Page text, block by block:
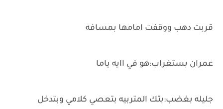
قربت دهب ووقفت امامها بمسافه
عمران بستغراب:هو في اايه ياما
جليله بغضب:بتك المتربيه بتعصي كلامي وبتدخل